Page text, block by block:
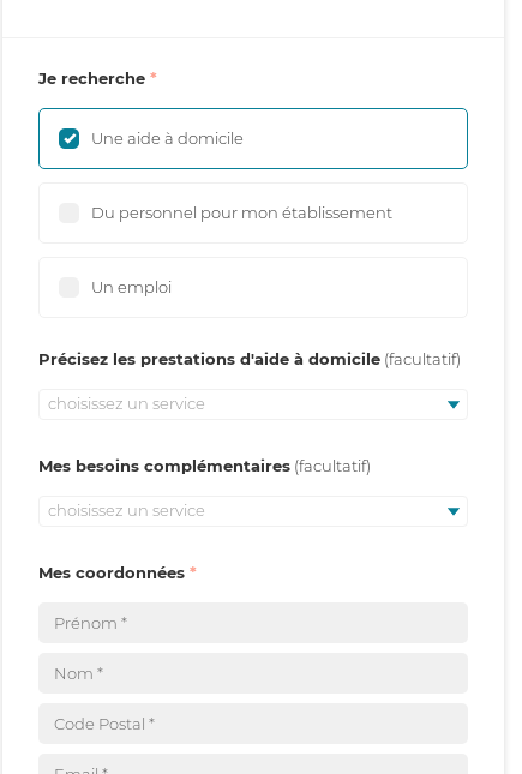
Je recherche
Une aide à domicile
Du personnel pour mon établissement
Un emploi
Précisez les prestations d'aide à domicile
choisissez un service
Mes besoins complémentaires
choisissez un service
Mes coordonnées